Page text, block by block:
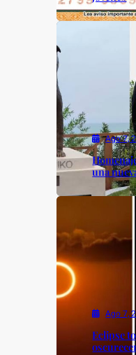
Ago 7,
una
Ago 7,
Eclipse